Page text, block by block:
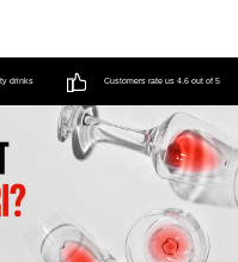
drinks Customers rate us 4.6 out of 5